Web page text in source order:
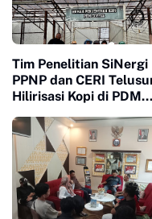
Tim Penelitian SiNergi
PPNP dan CERI
Hilirisasi Kopi di PDM